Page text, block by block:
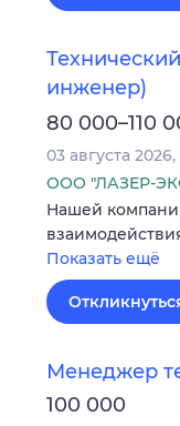
инженер)
80 000–110
03 августа 2026
ООО "ЛАЗЕР-
Нашей
Показать ещё
Менеджер
100 000